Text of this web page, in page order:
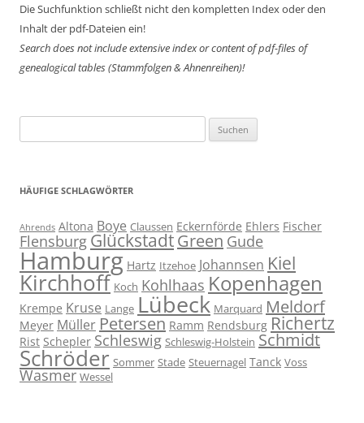
Die Suchfunktion schließt nicht den kompletten Index oder den
Inhalt der pdf-Dateien ein!
Search does not include extensive index or content ofpdf-files of
genealogical tables (Stammfolgen & Ahnenreihen)!
nach:
HÄUFIGE SCHLAGWÖRTER
Ahrends Altona Boye Claussen Eckernförde Ehlers Fischer
Flensburg GlückstadtGreen Gude
Hamburg Hartz Itzehoe Johannsen Kiel
Kirchhoff Koch Kohlhaas Kopenhagen
Krempe Kruse Lange Lübeck Marquard Meldorf
Meyer Müller Petersen Ramm Rendsburg Richertz
Rist Schepler Schleswig Schleswig-Holstein Schmidt
Schröder Sommer Stade Steuernagel Tanck Voss
Wasmer Wessel